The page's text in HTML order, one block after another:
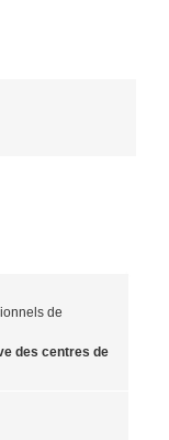
de
des centres de